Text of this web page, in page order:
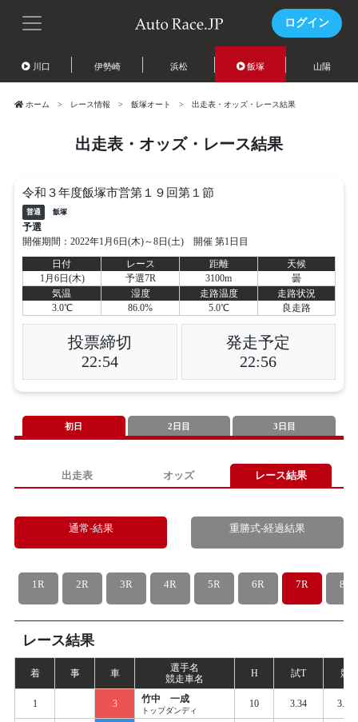
ログイン
川口 伊勢崎 浜松 飯塚 山陽
ホーム レース情報 飯塚オート 出走表・オッズ・レース結果
出走表・オッズ・レース結果
令和３年度飯塚市営第１９回第１節
普通 飯塚
予選
開催期間：2022年1月6日(木)～8日(土) 開催 第1日目
日付
レース 距離
天候
1月6日(木)
予選7R 3100m
曇
気温
湿度 走路温度
走路状況
3.0℃
86.0% 5.0℃ 良走路
投票締切
22:54
発走予定
22:56
初日 2日目 3日目
出走表 オッズ レース結果
通常-結果 重勝式-経過結果
1R 2R 3R 4R 5R 6R 7R 8R
レース結果
着 事 車
選手名
競走車名
H 試T 競
1 3 竹中 一成
トップダンディ
10 3.34 3.408